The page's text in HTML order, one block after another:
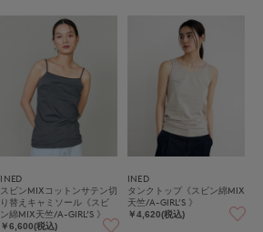
INED
スビンMIXコットンサテン切
り替えキャミソール《スビ
ン綿MIX天竺/A-GIRL’S 》
￥6,600(税込)
INED
タンクトップ《スビン綿MIX
天竺/A-GIRL’S 》
￥4,620(税込)